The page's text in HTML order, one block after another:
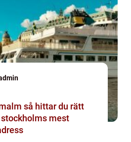
du rätt
mest